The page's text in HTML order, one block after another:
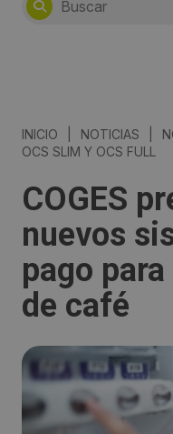
INICIO NOTICIAS
OCS SLIM Y OCS FULL
COGES
nuevos
pago
de café